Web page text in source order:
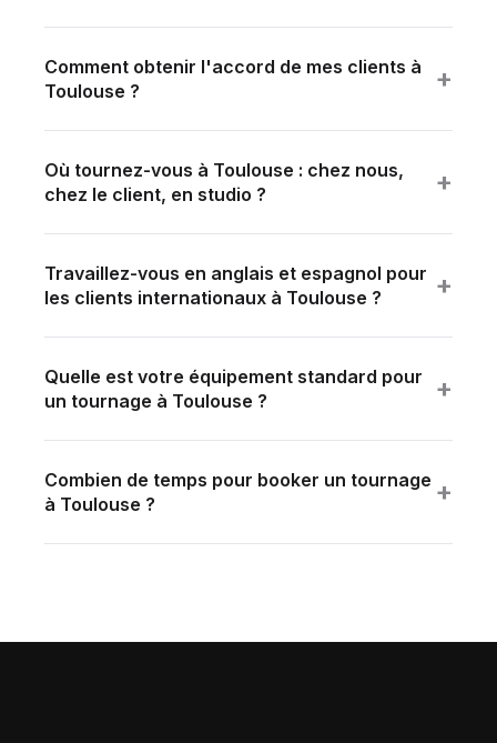
Comment obtenir l'accord de mes clients à
Toulouse ?
+
: 60–80%.
Où tournez-vous à Toulouse : chez nous,
chez le client, en studio ?
+
Travaillez-vous en anglais et espagnol pour
les clients internationaux à Toulouse ?
+
projet.
Quelle est votre équipement standard pour
un tournage à Toulouse ?
+
plateau, son broadcast + HF. Post-production
complète (étalonnage cinéma + sound design) en
interne.
Combien de temps pour booker un tournage
à Toulouse ?
+